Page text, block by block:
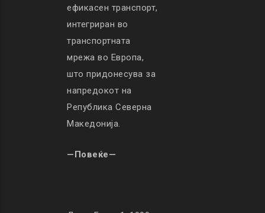
ефикасен транспорт,
интегриран во
транспортната
мрежа во Европа,
што придонесува за
напредокот на
Република Северна
Македонија.
—Повеќе—